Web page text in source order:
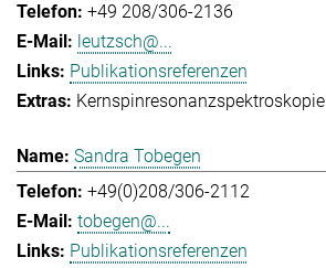
+49 208/306-2136
leutzsch@...
Publikationsreferenzen
Kernspinresonanzspektroskopie
Sandra Tobegen
+49(0)208/306-2112
tobegen@...
Publikationsreferenzen